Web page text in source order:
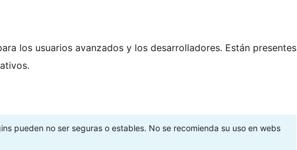
los usuarios avanzados y los desarrolladores. Están presentes
pueden no ser seguras o estables. No se recomienda su uso en webs